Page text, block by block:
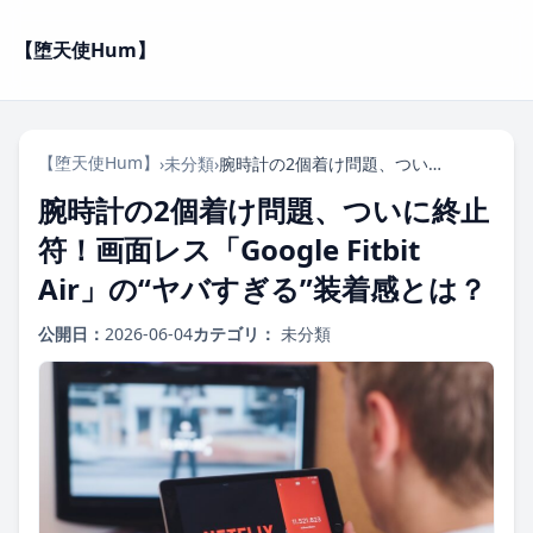
【堕天使Hum】
【堕天使Hum】 ›未分類› 腕時計の2個着け問題、ついに終止符！画面レス「Google Fitbit Air」の“ヤバすぎる”装着感とは？
腕時計の2個着け問題、ついに終止
符！画面レス「Google Fitbit
Air」の“ヤバすぎる”装着感とは？
公開日： 2026-06-04カテゴリ： 未分類